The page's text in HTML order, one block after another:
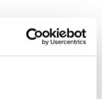
skal have